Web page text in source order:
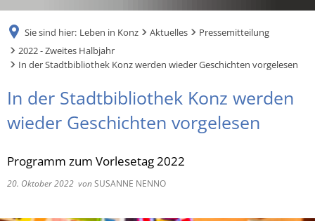
UK
Sie sind hier: Leben in Konz Aktuelles
Pressemitteilung
2022 - Zweites Halbjahr
In der Stadtbibliothek Konz werden wieder Geschichten vorgelesen
In der Stadtbibliothek Konz werden
wieder Geschichten vorgelesen
Programm zum Vorlesetag 2022
20. Oktober 2022 vonSUSANNE NENNO